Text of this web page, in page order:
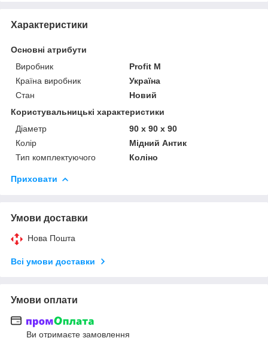
Характеристики
Основні атрибути
Виробник
Profit M
Країна виробник
Україна
Стан
Новий
Користувальницькі характеристики
Діаметр
90 х 90 х 90
Колір
Мідний Антик
Тип комплектуючого
Коліно
Приховати
Умови доставки
Нова Пошта
Всі умови доставки
Умови оплати
Ви отримаєте замовлення